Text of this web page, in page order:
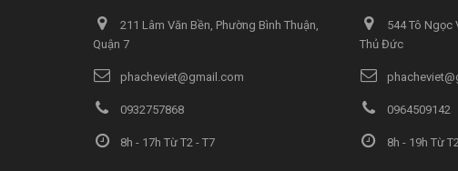
211 Lâm Văn Bền, Phường Bình Thuận,
Quận 7
phacheviet@gmail.com
0932757868
8h - 17h Từ T2 - T7
544 Tô Ngọc
Thủ Đức
0964509142
8h - 19h Từ